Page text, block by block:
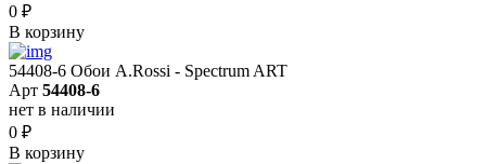
0 ₽
В корзину
54408-6 Обои A.Rossi - Spectrum ART
Арт 54408-6
нет в наличии
0 ₽
В корзину